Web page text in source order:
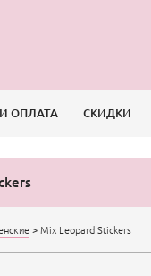
ОПЛАТА СКИДКИ
> Mix Leopard Stickers